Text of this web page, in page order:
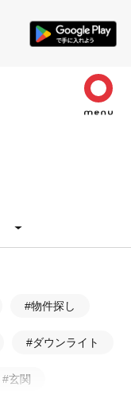
#物件探し
#ダウンライト
#玄関